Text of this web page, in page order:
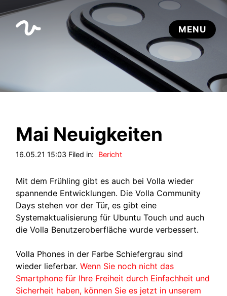
Mai Neuigkeiten
16.05.21 15:03 Filed in: Bericht
Mit dem Frühling gibt es auch bei Volla wieder
spannende Entwicklungen. Die Volla Community
Days stehen vor der Tür, es gibt eine
Systemaktualisierung für Ubuntu Touch und auch
die Volla Benutzeroberfläche wurde verbessert.
Volla Phones in der Farbe Schiefergrau sind
wieder lieferbar.Wenn Sie noch nicht das
Smartphone für Ihre Freiheit durch Einfachheit und
Sicherheit haben, können Sie es jetzt in unserem